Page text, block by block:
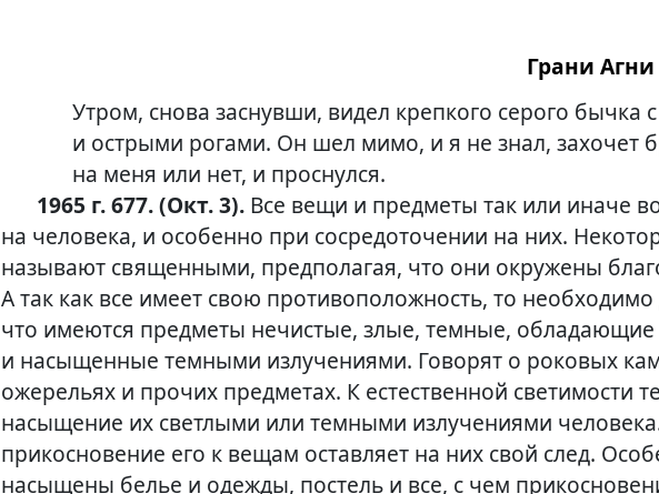
Грани Агни
Утром, снова заснувши, видел крепкого серого бычка
и острыми рогами. Он шел мимо, и я не знал, захочет
на меня или нет, и проснулся.
1965 г. 677. (Окт. 3). Все вещи и предметы так или иначе
на человека, и особенно при сосредоточении на них.
называют священными, предполагая, что они окружены
А так как все имеет свою противоположность, то необходимо
что имеются предметы нечистые, злые, темные,
и насыщенные темными излучениями. Говорят о роковых
ожерельях и прочих предметах. К естественной светимости
насыщение их светлыми или темными излучениями
прикосновение его к вещам оставляет на них свой след.
насыщены белье и одежды, постель и все, с чем